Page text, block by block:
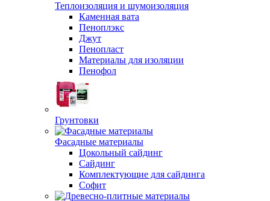
Теплоизоляция и шумоизоляция
Каменная вата
Пеноплэкс
Джут
Пенопласт
Материалы для изоляции
Пенофол
Грунтовки
Фасадные материалы
Цокольный сайдинг
Сайдинг
Комплектующие для сайдинга
Софит